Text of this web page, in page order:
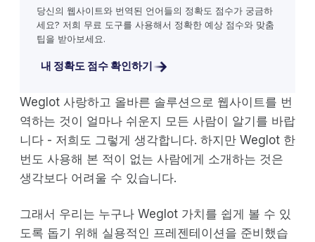
Weglot 사랑하고 올바른 솔루션으로 웹사이트를 번
역하는 것이 얼마나 쉬운지 모든 사람이 알기를 바랍
니다 - 저희도 그렇게 생각합니다. 하지만 Weglot 한
번도 사용해 본 적이 없는 사람에게 소개하는 것은
생각보다 어려울 수 있습니다.
그래서 우리는 누구나 Weglot 가치를 쉽게 볼 수 있
도록 돕기 위해 실용적인 프레젠테이션을 준비했습
당신의 웹사이트와 번역된 언어들의 정확도 점수가 궁금하
세요? 저희 무료 도구를 사용해서 정확한 예상 점수와 맞춤
팁을 받아보세요.
내 정확도 점수 확인하기